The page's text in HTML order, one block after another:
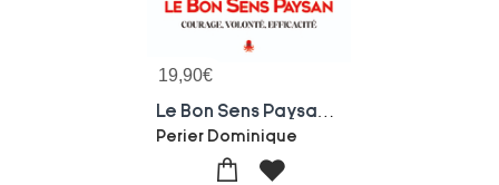
19,90€
Perier Dominique